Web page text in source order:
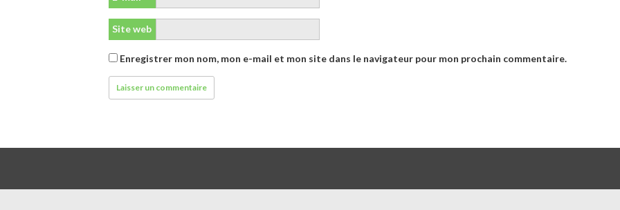
Site web
Enregistrer mon nom, mon e-mail et mon site dans le navigateur pour mon prochain commentaire.